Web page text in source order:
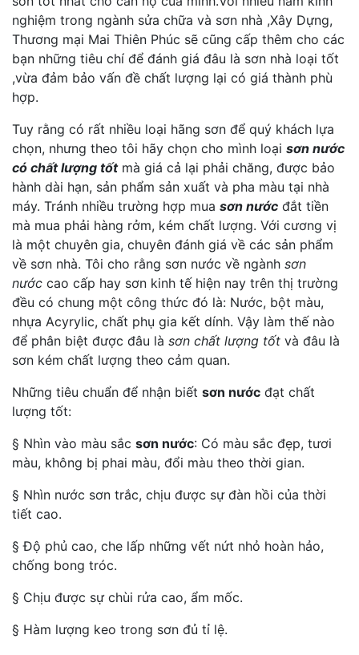
nghiệm trong ngành sửa chữa và sơn nhà ,Xây Dựng,
Thương mại Mai Thiên Phúc sẽ cũng cấp thêm cho các
bạn những tiêu chí để đánh giá đâu là sơn nhà loại tốt
,vừa đảm bảo vấn đề chất lượng lại có giá thành phù
hợp.
Tuy rằng có rất nhiều loại hãng sơn để quý khách lựa
chọn, nhưng theo tôi hãy chọn cho mình loại sơn nước
có chất lượng tốtmà giá cả lại phải chăng, được bảo
hành dài hạn, sản phẩm sản xuất và pha màu tại nhà
máy. Tránh nhiều trường hợp mua sơn nước đắt tiền
mà mua phải hàng rởm, kém chất lượng. Với cương vị
là một chuyên gia, chuyên đánh giá về các sản phẩm
về sơn nhà. Tôi cho rằng sơn nước về ngành sơn
nước cao cấp hay sơn kinh tế hiện nay trên thị trường
đều có chung một công thức đó là: Nước, bột màu,
nhựa Acyrylic, chất phụ gia kết dính. Vậy làm thế nào
để phân biệt được đâu là sơn chất lượng tốt và đâu là
sơn kém chất lượng theo cảm quan.
Những tiêu chuẩn để nhận biết sơn nước đạt chất
lượng tốt:
§ Nhìn vào màu sắc sơn nước: Có màu sắc đẹp, tươi
màu, không bị phai màu, đổi màu theo thời gian.
§ Nhìn nước sơn trắc, chịu được sự đàn hồi của thời
tiết cao.
§ Độ phủ cao, che lấp những vết nứt nhỏ hoàn hảo,
chống bong tróc.
§ Chịu được sự chùi rửa cao, ẩm mốc.
§ Hàm lượng keo trong sơn đủ tỉ lệ.